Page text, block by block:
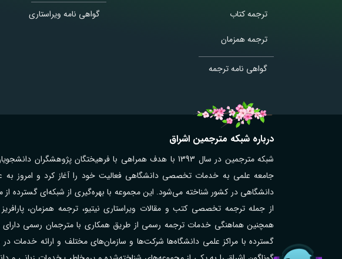
ترجمه کتاب
ترجمه همزمان
گواهی نامه ترجمه
گواهی نامه ویراستاری
درباره شبکه مترجمین اشراق
شبکه مترجمین در سال 1393 با هدف همراهی با فرهیختگان
جامعه علمی به خدمات تخصصی دانشگاهی فعالیت خود را آغاز کرد و امروز به
دانشگاهی در کشور شناخته می‌شود. این مجموعه با بهره‌گیری از شبکه‌ای گسترده
از جمله ترجمه تخصصی کتب و مقالات ویراستاری نیتیو، ترجمه همزمان،
همچنین هماهنگی خدمات ترجمه رسمی از طریق همکاری با مترجمان رسمی دارای